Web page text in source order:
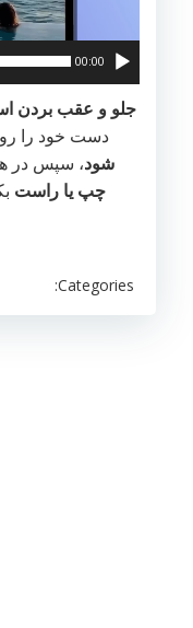
00:00
جلو و عقب بردن
دست خود را
شود، سپس در
چپ یا راست
Categories: